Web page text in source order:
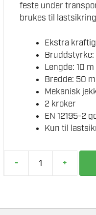
feste under
brukes til
Ekstra
Lengde: 10 m
Bredde: 50
Mekanisk
2 kroker
EN 12195-2
Kun til
-
LASTESTRAMMER
+